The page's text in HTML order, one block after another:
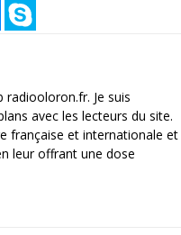
radiooloron.fr. Je suis
avec les lecteurs du site.
française et internationale et
leur offrant une dose